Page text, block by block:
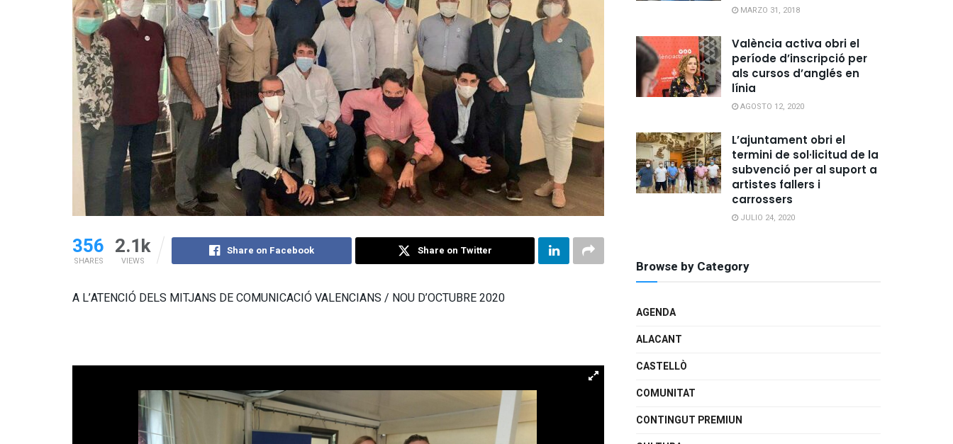
356
SHARES
2.1k
VIEWS
Share on Facebook Share on Twitter
A L’ATENCIÓ DELS MITJANS DE COMUNICACIÓ VALENCIANS / NOU D’OCTUBRE 2020
MARZO 31, 2018
València activa obri el
període d’inscripció per
als cursos d’anglés en
línia
AGOSTO 12, 2020
L’ajuntament obri el
termini de sol·licitud de la
subvenció per al suport a
artistes fallers i
carrossers
JULIO 24, 2020
Browse by Category
AGENDA
ALACANT
CASTELLÒ
COMUNITAT
CONTINGUT PREMIUN